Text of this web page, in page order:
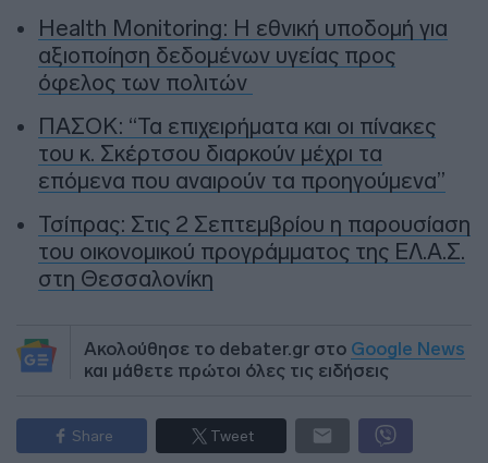
Health Monitoring: Η εθνική υποδομή για
αξιοποίηση δεδομένων υγείας προς
όφελος των πολιτών
ΠΑΣΟΚ: “Τα επιχειρήματα και οι πίνακες
του κ. Σκέρτσου διαρκούν μέχρι τα
επόμενα που αναιρούν τα προηγούμενα”
Τσίπρας: Στις 2 Σεπτεμβρίου η παρουσίαση
του οικονομικού προγράμματος της ΕΛ.Α.Σ.
στη Θεσσαλονίκη
Ακολούθησε το debater.gr στο Google News
και μάθετε πρώτοι όλες τις ειδήσεις
Share Tweet